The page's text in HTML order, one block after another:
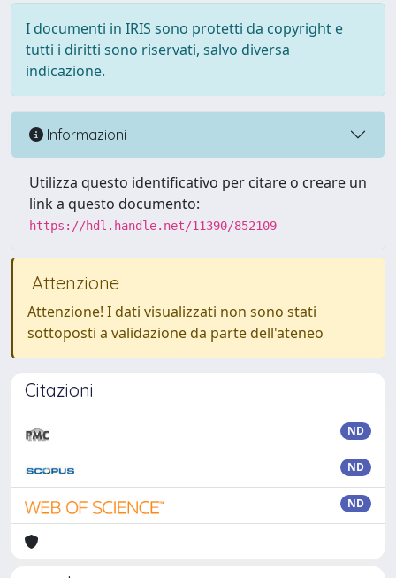
I documenti in IRIS sono protetti da copyright e
tutti i diritti sono riservati, salvo diversa
indicazione.
Informazioni
Utilizza questo identificativo per citare o creare un
link a questo documento:
https://hdl.handle.net/11390/852109
Attenzione
Attenzione! I dati visualizzati non sono stati
sottoposti a validazione da parte dell'ateneo
Citazioni
ND
ND
ND